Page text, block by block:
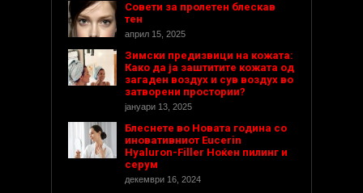
Совети за пролетен блескав
тен
април 15, 2025
Зимски предизвици на кожата:
Како да ја заштитите кожата од
загаден воздух и сув воздух во
затворени простории?
јануари 13, 2025
Блеснете во Новата година со
иновативниот Eucerin
Hyaluron-Filler Ноќен пилинг и
серум
декември 16, 2024